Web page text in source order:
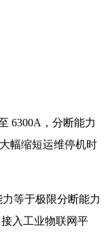
6300A，分断能力
幅缩短运维停机时
等于极限分断能力
入工业物联网平